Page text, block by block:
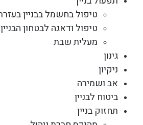
טיפול בחשמל בבניין
טיפול ודאגה לבטחון הבניין
מעלית שבת
גינון
ניקיון
אב ושמירה
ביטוח לבניין
תחזוק בניין